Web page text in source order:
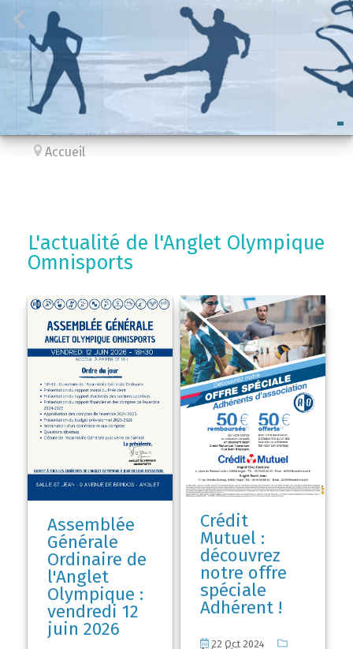
Accueil
L'actualité de l'Anglet Olympique
Omnisports
Assemblée
Générale
Ordinaire de
l'Anglet
Olympique :
vendredi 12
juin 2026
Crédit
Mutuel :
découvrez
notre offre
spéciale
Adhérent !
22 Oct 2024